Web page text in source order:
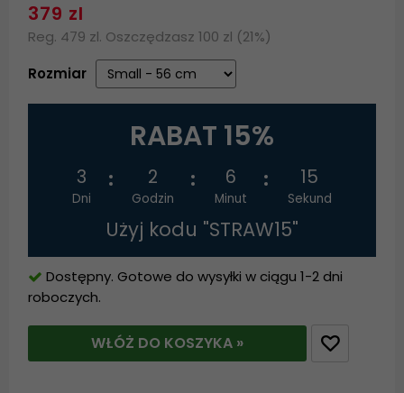
379 zl
Reg. 479 zl. Oszczędzasz 100 zl (21%)
Rozmiar
RABAT 15%
3
Dni
2
Godzin
6
Minut
15
Sekund
Użyj kodu "STRAW15"
Dostępny. Gotowe do wysyłki w ciągu 1-2 dni
roboczych.
WŁÓŻ DO KOSZYKA »